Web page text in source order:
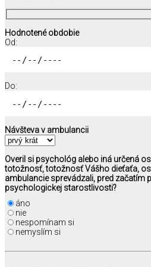
Hodnotené obdobie
Od:
Do:
Návšteva v ambulancii
Overil si psychológ alebo iná určená
totožnosť, totožnosť Vášho dieťaťa,
ambulancie sprevádzali, pred začatím
psychologickej starostlivosti?
áno
nie
nespomínam si
nemyslím si